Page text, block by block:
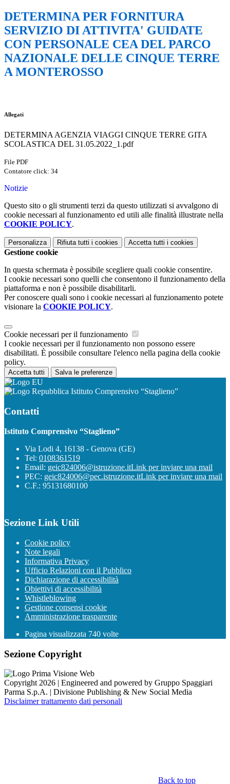
DETERMINA PER FORNITURA
SERVIZIO DI ATTIVITA' GUIDATE
CON PERSONALE CEA DEL PARCO
NAZIONALE DELLE CINQUE TERRE
A MONTEROSSO
Allegati
DETERMINA AGENZIA VIAGGI CINQUE TERRE GITA
SCOLASTICA DEL 31.05.2022_1.pdf
File PDF
Contatore click: 34
Notizie
Questo sito o gli strumenti terzi da questo utilizzati si avvalgono di
cookie necessari al funzionamento ed utili alle finalità illustrate nella
COOKIE POLICY.
Personalizza Rifiuta tutti i cookies Accetta tutti i cookies
Gestione cookie
In questa schermata è possibile scegliere quali cookie consentire.
I cookie necessari sono quelli che consentono il funzionamento della
piattaforma e non è possibile disabilitarli.
Per conoscere quali sono i cookie necessari al funzionamento potete
visionare la COOKIE POLICY.
Cookie necessari per il funzionamento
I cookie necessari per il funzionamento non possono essere
disabilitati. È possibile consultare l'elenco nella pagina della cookie
policy.
Accetta tutti Salva le preferenze
Istituto Comprensivo “Staglieno”
Contatti
Istituto Comprensivo “Staglieno”
Via Lodi 4, 16138 - Genova (GE)
Tel: 0108361519
Email: geic824006@istruzione.itLink per inviare una mail
PEC: geic824006@pec.istruzione.itLink per inviare una mail
C.F.: 95131680100
Sezione Link Utili
Cookie policy
Note legali
Informativa Privacy
Ufficio Relazioni con il Pubblico
Dichiarazione di accessibilità
Obiettivi di accessibilità
Whistleblowing
Gestione consensi cookie
Amministrazione trasparente
Pagina visualizzata 740 volte
Sezione Copyright
Copyright 2026 | Engineered and powered by Gruppo Spaggiari
Parma S.p.A. | Divisione Publishing & New Social Media
Disclaimer trattamento dati personali
Back to top